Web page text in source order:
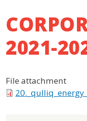
2021-
File attachment